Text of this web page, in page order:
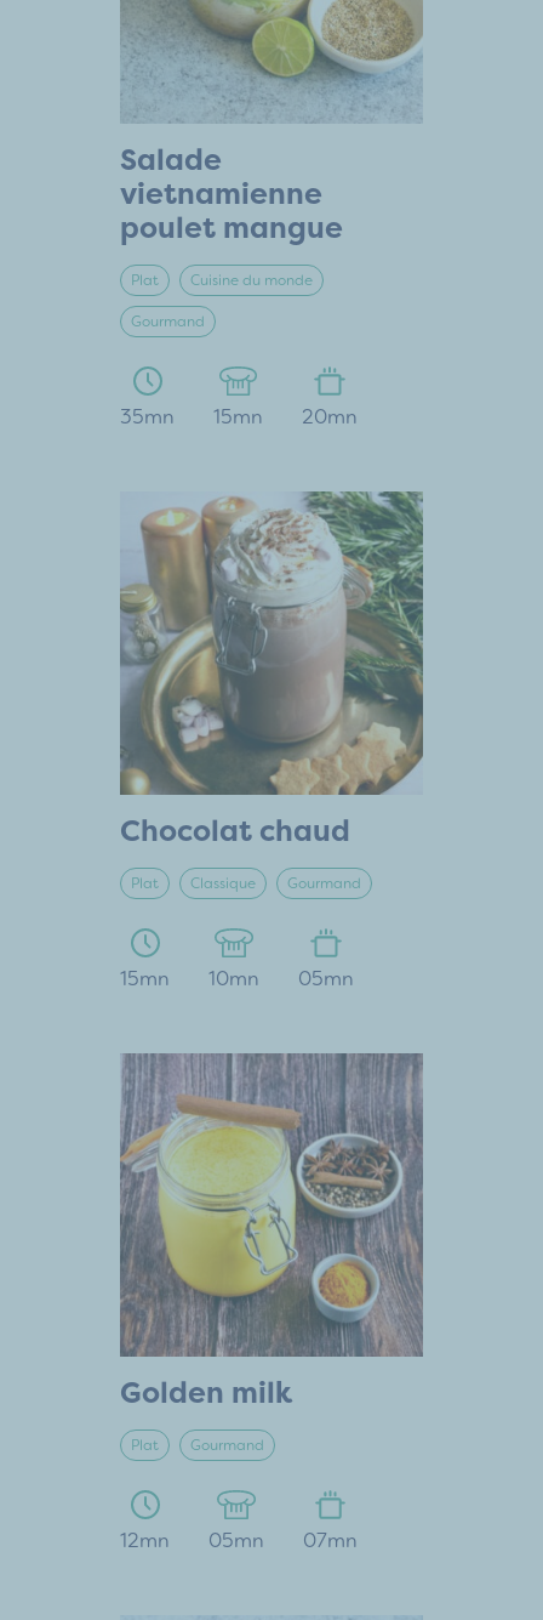
Salade
vietnamienne
poulet mangue
Plat Cuisine du monde
Gourmand
35mn 15mn 20mn
Chocolat chaud
Plat Classique Gourmand
15mn 10mn 05mn
Golden milk
Plat Gourmand
12mn 05mn 07mn